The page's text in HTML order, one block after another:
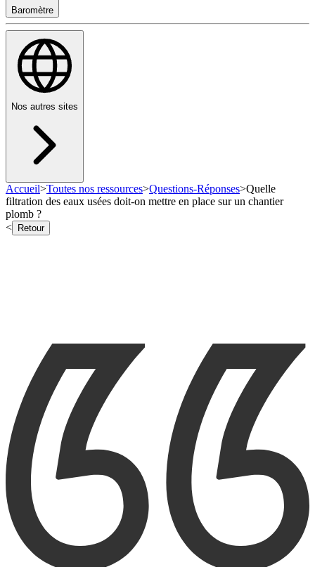
Baromètre
Nos autres sites
Accueil>Toutes nos ressources>Questions-Réponses>Quelle
filtration des eaux usées doit-on mettre en place sur un chantier
plomb ?
<
Retour